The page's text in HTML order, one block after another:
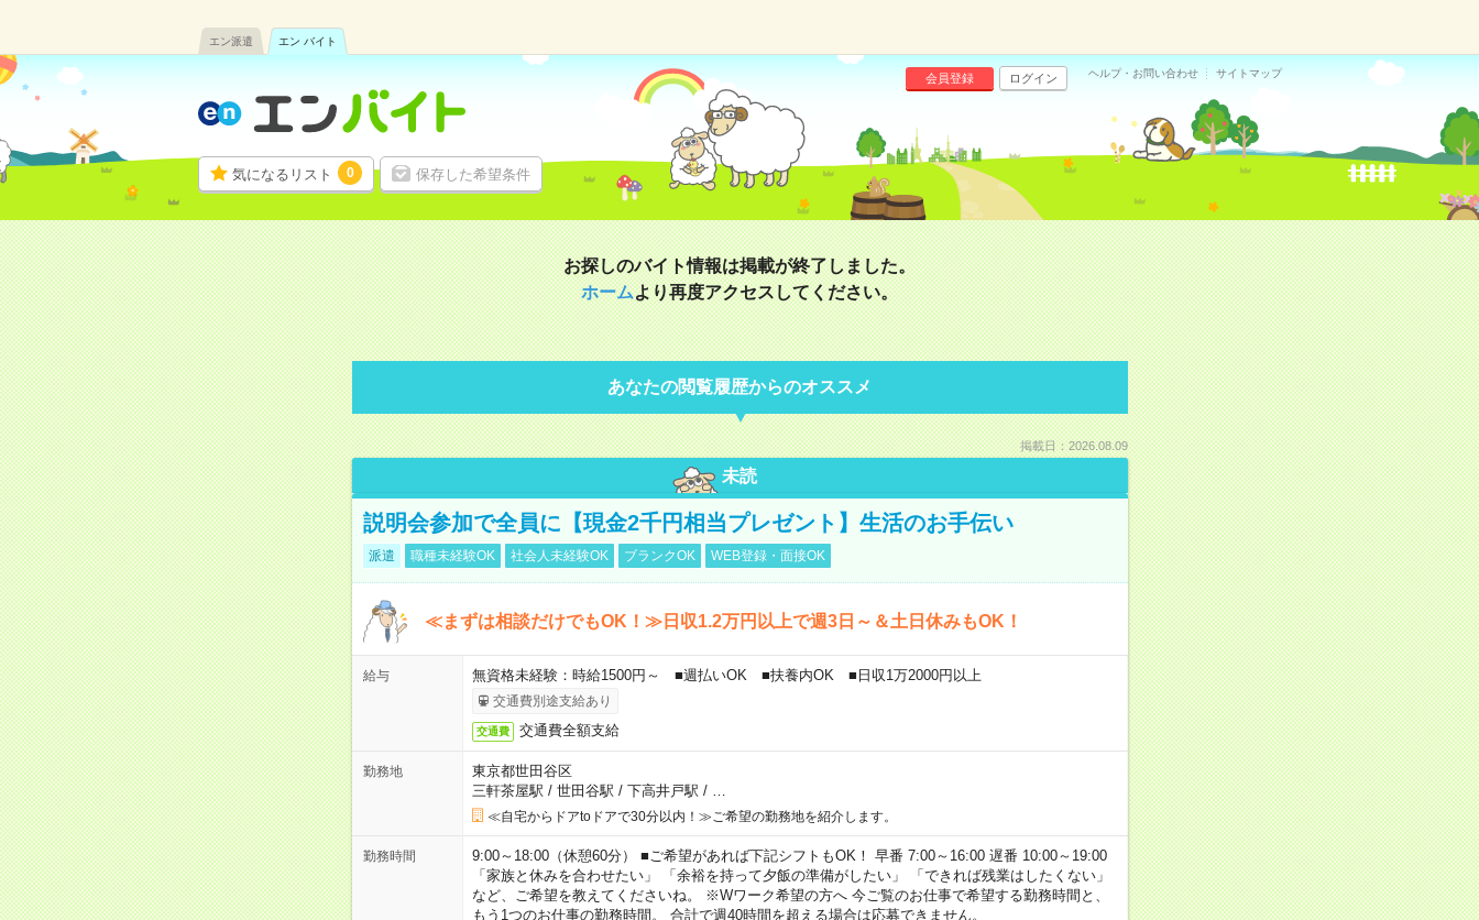
エン派遣 エン バイト
気になるリスト 0 保存した希望条件
会員登録 ログイン ヘルプ・お問い合わせ サイトマップ
お探しのバイト情報は掲載が終了しました。
ホームより再度アクセスしてください。
あなたの閲覧履歴からのオススメ
掲載日：2026.08.09
未読
説明会参加で全員に【現金2千円相当プレゼント】生活のお手伝い
派遣 職種未経験OK 社会人未経験OK ブランクOK WEB登録・面接OK
≪まずは相談だけでもOK！≫日収1.2万円以上で週3日～＆土日休みもOK！
給与 無資格未経験：時給1500円～ ■週払いOK ■扶養内OK ■日収1万2000円以上
交通費別途支給あり
交通費 交通費全額支給
勤務地
東京都世田谷区
三軒茶屋駅 / 世田谷駅 / 下高井戸駅 / …
≪自宅からドアtoドアで30分以内！≫ご希望の勤務地を紹介します。
勤務時間
9:00～18:00（休憩60分） ■ご希望があれば下記シフトもOK！ 早番 7:00～16:00 遅番 10:00～19:00
「家族と休みを合わせたい」 「余裕を持って夕飯の準備がしたい」 「できれば残業はしたくない」
など、ご希望を教えてくださいね。 ※Wワーク希望の方へ 今ご覧のお仕事で希望する勤務時間と、
もう1つのお仕事の勤務時間。 合計で週40時間を超える場合は応募できません。